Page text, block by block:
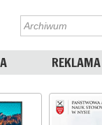
REKLAMA